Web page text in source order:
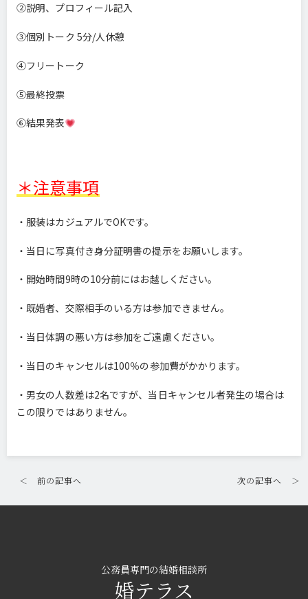
②説明、プロフィール記入
③個別トーク 5分/人休憩
④フリートーク
⑤最終投票
⑥結果発表
＊注意事項
・服装はカジュアルでOKです。
・当日に写真付き身分証明書の提示をお願いします。
・開始時間9時の10分前にはお越しください。
・既婚者、交際相手のいる方は参加できません。
・当日体調の悪い方は参加をご遠慮ください。
・当日のキャンセルは100％の参加費がかかります。
・男女の人数差は2名ですが、当日キャンセル者発生の場合は
この限りではありません。
＜ 前の記事へ 次の記事へ ＞
公務員専門の結婚相談所
婚テラス